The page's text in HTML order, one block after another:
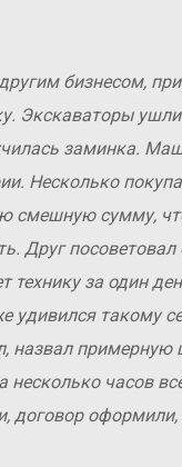
бизнесом,
Экскаваторы
заминка.
Несколько
смешную сумму,
Друг посоветовал
технику за один
удивился такому
назвал примерную
несколько часов
договор оформили,